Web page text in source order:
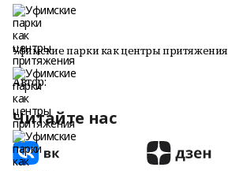
Уфимские парки как центры притяжения
Автор:
Читайте нас